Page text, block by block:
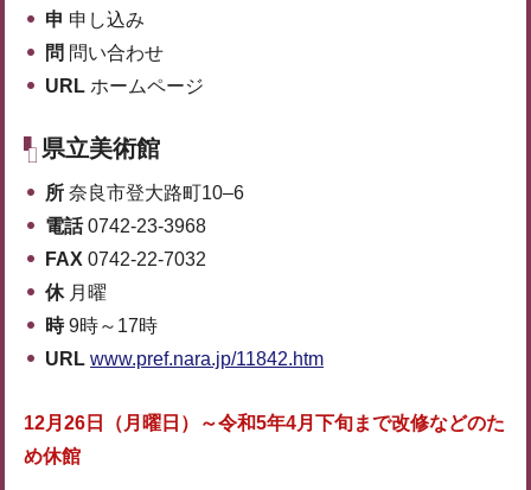
申 申し込み
問 問い合わせ
URL ホームページ
県立美術館
所 奈良市登大路町10‒6
電話0742-23-3968
FAX 0742-22-7032
休 月曜
時9時～17時
URL www.pref.nara.jp/11842.htm
12月26日（月曜日）～令和5年4月下旬まで改修などのた
め休館